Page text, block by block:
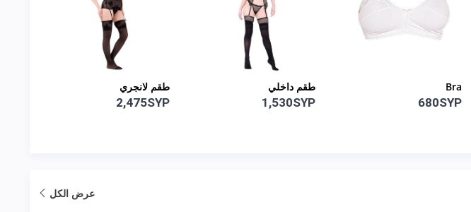
طقم داخلي
1,530SYP
طقم لانجري
2,475SYP
سروال داخلي
190SYP
عرض الكل